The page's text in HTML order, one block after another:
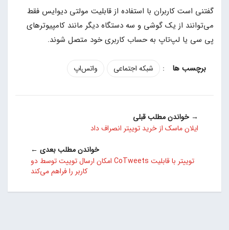
گفتنی است کاربران با استفاده از قابلیت مولتی دیوایس فقط
می‌توانند از یک گوشی و سه دستگاه دیگر مانند کامپیوترهای
پی سی یا لپ‌تاپ به حساب کاربری خود متصل شوند.
: شبکه اجتماعی واتس‌اپ
→ خواندن مطلب قبلی
ایلان ماسک از خرید توییتر انصراف داد
خواندن مطلب بعدی ←
توییتر با قابلیت CoTweets امکان ارسال توییت توسط دو
کاربر را فراهم می‌کند